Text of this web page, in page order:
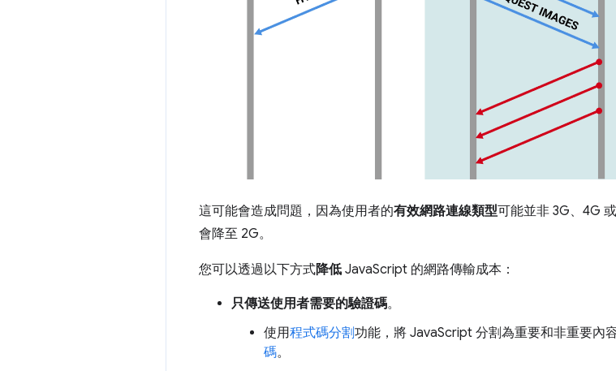
這可能會造成問題，因為使用者的有效網路連線類型可能並非 3G、4G
會降至 2G。
您可以透過以下方式降低 JavaScript 的網路傳輸成本：
只傳送使用者需要的驗證碼。
使用程式碼分割功能，將 JavaScript 分割為重要和非重要內容
碼。